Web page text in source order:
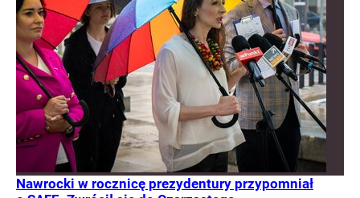
Nawrocki w rocznicę prezydentury przypomniał